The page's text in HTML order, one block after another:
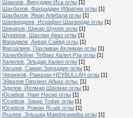
Шамоев, Фируддин Иса оглы [1]
Шахбазов, Фахраддин Ибрагим оглы [1]
Шахбазов, Явар Алибала оглы [1]
Шахвердиев, Исрафил Шахверди оглы [1]
Шикаров, Шикар Шукюр оглы [1]
Шукюров, Шахлар Аваз оглы [1]
Фараджов, Анвар Cайяд оглы [1]
Фарзалиев, Пахливан Ахлиман оглы [1]
Халилбейли, Тебриз Халил Рза оглы [1]
Халилов, Эльдар Халил оглы [1]
Хасыев, Самир Зираддин оглы [1]
Чиринков, Рамазан HEYBULLAH оглы [1]
Эйвазов Горхмаз Абыш оглы. [1]
Эдилов, Йелмар Шахмар оглы [1]
Юсифов, Наиг Насир оглы [1]
Юсифов, Закир Тофиг оглы [1]
Юсифов, Роман Ясаф оглы [1]
Яхьяев, Эльшад Мамедганифа оглы [1]